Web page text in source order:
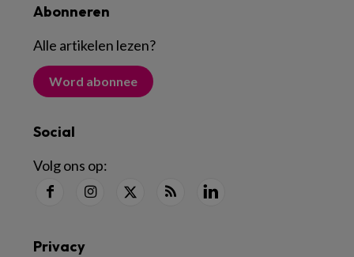
Abonneren
Alle artikelen lezen?
Word abonnee
Social
Volg ons op:
Privacy